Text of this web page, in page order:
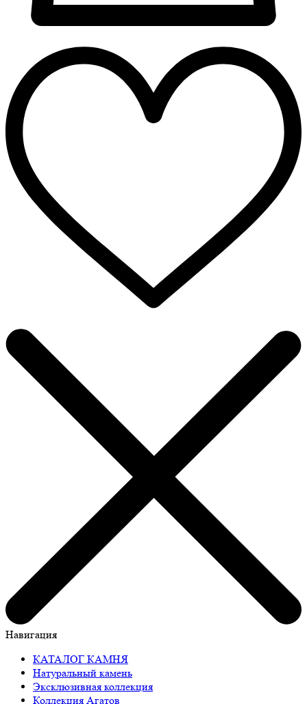
Навигация
КАТАЛОГ КАМНЯ
Натуральный камень
Эксклюзивная коллекция
Коллекция Агатов